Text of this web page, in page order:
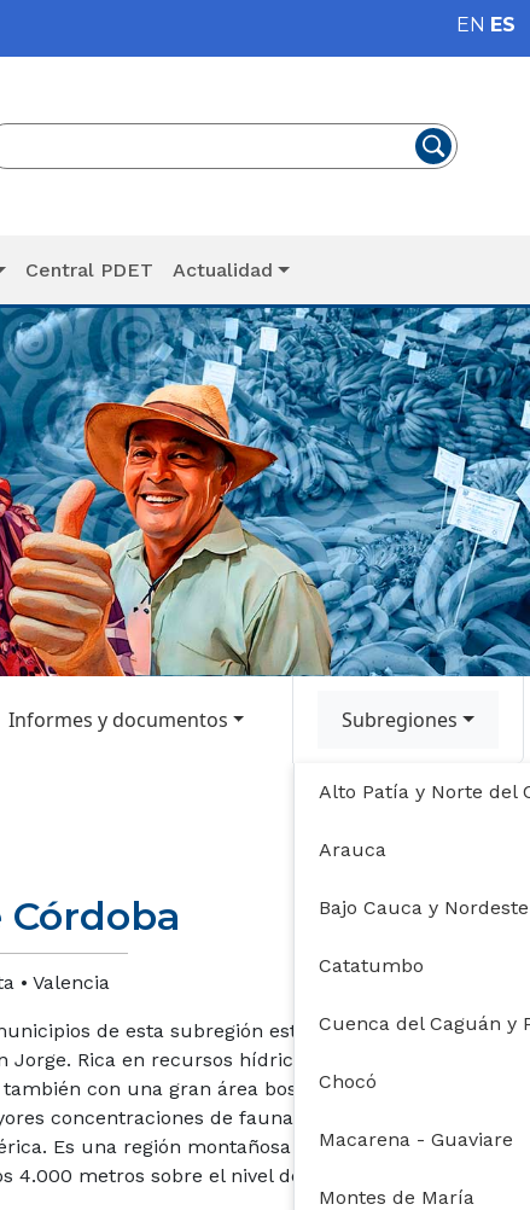
EN ES
Central PDET Actualidad
Informes y documentos Subregiones
Alto Patía y Norte del
Arauca
Bajo Cauca y
Catatumbo
Cuenca del Caguán y
Chocó
Macarena - Guaviare
Montes de María
• Valencia
de esta subregión están en el alto Sinú y
Jorge. Rica en recursos hídricos, el Sur de Córdoba
con una gran área boscosa y alberga una de
concentraciones de fauna y flora nativa de
Es una región montañosa con alturas entre los
4.000 metros sobre el nivel del mar.